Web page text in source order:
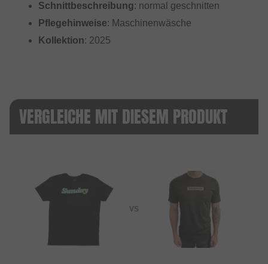
Schnittbeschreibung: normal geschnitten
Pflegehinweise: Maschinenwäsche
Kollektion: 2025
VERGLEICHE MIT DIESEM PRODUKT
VS